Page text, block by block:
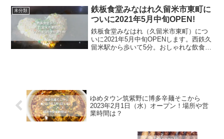
豚骨ラーメンがメニューに並び、煮干や3
種類の節とい...
未分類
鉄板食堂みなはれ久留米市東町に
ついに2021年5月中旬OPEN!
鉄板食堂みなはれ（久留米市東町）につ
いに2021年5月中旬OPENします。西鉄久
留米駅から歩いて5分。おしゃれな飲食店
ゆめタウン筑紫野に博多辛麺そこから
2023年2月1日（水）オープン！場所や営
業時間は？